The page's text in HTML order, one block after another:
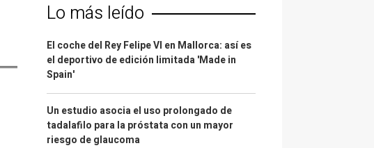
Lo más leído
El coche del Rey Felipe VI en Mallorca: así es
el deportivo de edición limitada 'Made in
Spain'
Un estudio asocia el uso prolongado de
tadalafilo para la próstata con un mayor
riesgo de glaucoma